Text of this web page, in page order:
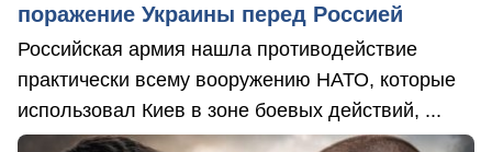
поражение Украины перед Россией
Российская армия нашла противодействие
практически всему вооружению НАТО, которые
использовал Киев в зоне боевых действий, ...